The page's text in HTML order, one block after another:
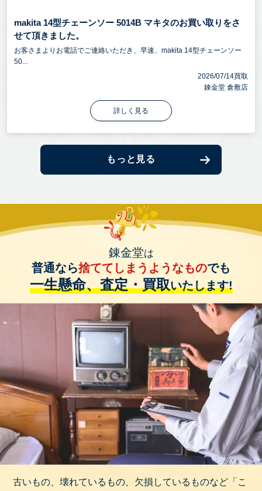
makita 14型チェーンソー 5014B マキタのお買い取りをさ
せて頂きました。
お客さまよりお電話でご連絡いただき、早速、makita 14型チェーンソー
50...
2026/07/14買取
錬金堂 倉敷店
詳しく見る
もっと見る
錬金堂は
普通なら捨ててしまうようなものでも
一生懸命、査定・買取いたします!
古いもの、壊れているもの、欠損しているものなど「こ